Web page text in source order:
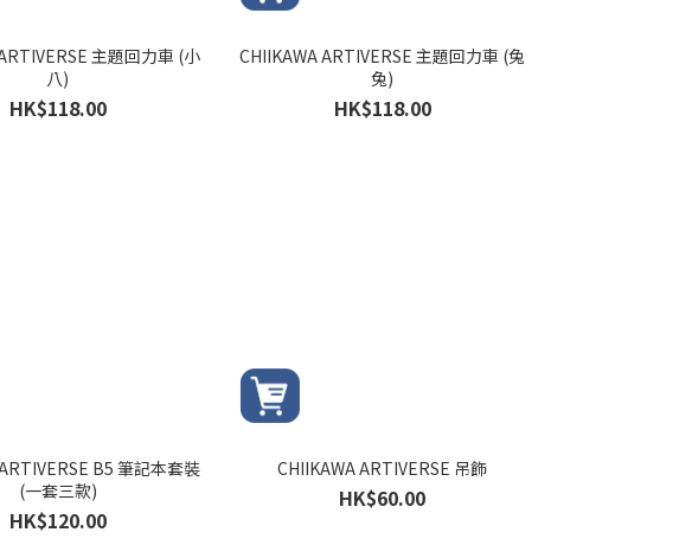
主題回力車 (小
八)
HK$118.00
CHIIKAWA ARTIVERSE 主題回力車 (兔
兔)
HK$118.00
B5 筆記本套裝
(一套三款)
HK$120.00
CHIIKAWA ARTIVERSE 吊飾
HK$60.00